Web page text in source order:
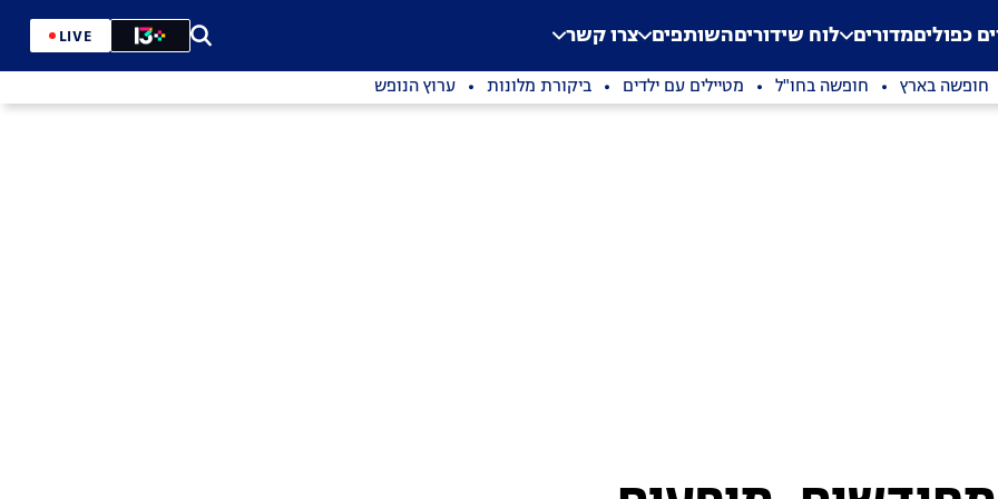
Application error: a
. כפוליםמדורים לוח שידוריםהשותפים צרו קשר LIVE
חופשה בארץ חופשה בחו"ל מטיילים עם ילדים ביקורת מלונות ערוץ הנופש